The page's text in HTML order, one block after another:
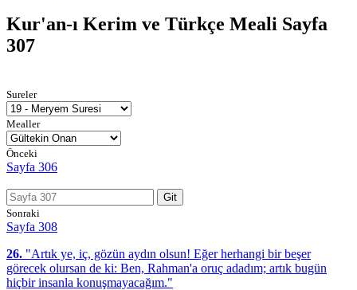
Kur'an-ı Kerim ve Türkçe Meali Sayfa
307
Sureler
Mealler
Önceki
Sayfa 306
Git
Sonraki
Sayfa 308
26. "Artık ye, iç, gözün aydın olsun! Eğer herhangi bir beşer
görecek olursan de ki: Ben, Rahman'a oruç adadım; artık bugün
hiçbir insanla konuşmayacağım."